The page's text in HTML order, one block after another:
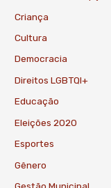
Criança
Cultura
Democracia
Direitos LGBTQI+
Educação
Eleições 2020
Esportes
Gênero